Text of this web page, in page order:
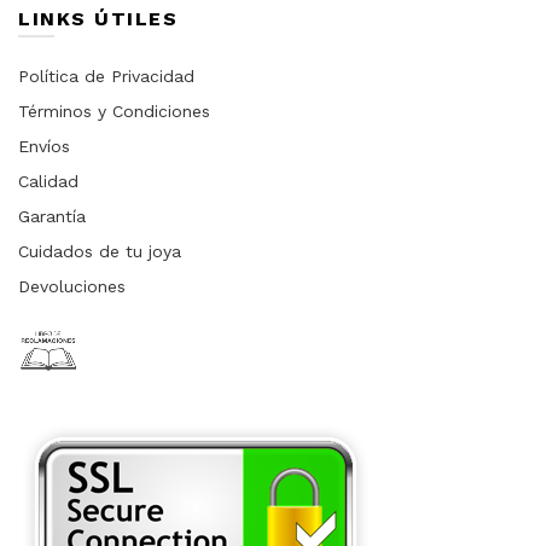
LINKS ÚTILES
Política de Privacidad
Términos y Condiciones
Envíos
Calidad
Garantía
Cuidados de tu joya
Devoluciones